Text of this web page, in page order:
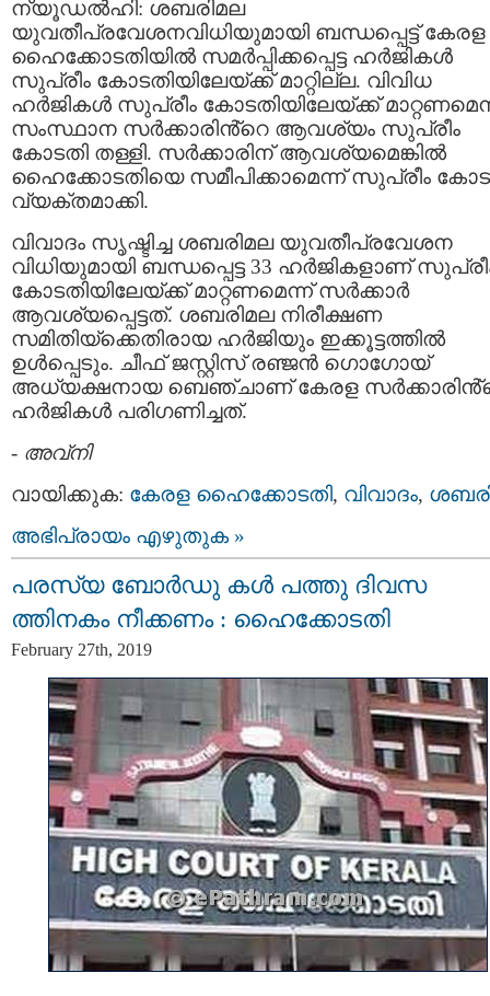
ന്യൂഡൽഹി: ശബരിമല
യുവതീപ്രവേശനവിധിയുമായി ബന്ധപ്പെട്ട് കേരള
ഹൈക്കോടതിയിൽ സമര്‍പ്പിക്കപ്പെട്ട ഹര്‍ജികള്‍
സുപ്രീം കോടതിയിലേയ്ക്ക് മാറ്റില്ല. വിവിധ
ഹര്‍ജികള്‍ സുപ്രീം കോടതിയിലേയ്ക്ക്
സംസ്ഥാന സര്‍ക്കാരിൻ്റെ ആവശ്യം സുപ്രീം
കോടതി തള്ളി. സര്‍ക്കാരിന് ആവശ്യമെങ്കിൽ
ഹൈക്കോടതിയെ സമീപിക്കാമെന്ന് സുപ്രീം
വ്യക്തമാക്കി.
വിവാദം സ‍ൃഷ്ടിച്ച ശബരിമല യുവതീപ്രവേശന
വിധിയുമായി ബന്ധപ്പെട്ട 33 ഹര്‍ജികളാണ്
കോടതിയിലേയ്ക്ക് മാറ്റണമെന്ന് സര്‍ക്കാര്‍
ആവശ്യപ്പെട്ടത്. ശബരിമല നിരീക്ഷണ
സമിതിയ്ക്കെതിരായ ഹര്‍ജിയും ഇക്കൂട്ടത്തിൽ
ഉള്‍പ്പെടും. ചീഫ് ജസ്റ്റിസ് രഞ്ജൻ ഗൊഗോയ്
അധ്യക്ഷനായ ബെഞ്ചാണ് കേരള
ഹര്‍ജികള്‍ പരിഗണിച്ചത്.
- അവ്നി
വായിക്കുക: കേരള ഹൈക്കോടതി, വിവാദം,
അഭിപ്രായം എഴുതുക »
പരസ്യ ബോർഡു കൾ പത്തു ദിവസ
ത്തിനകം നീക്കണം : ഹൈക്കോടതി
February 27th, 2019